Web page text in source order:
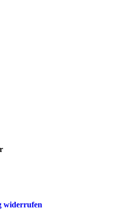
widerrufen